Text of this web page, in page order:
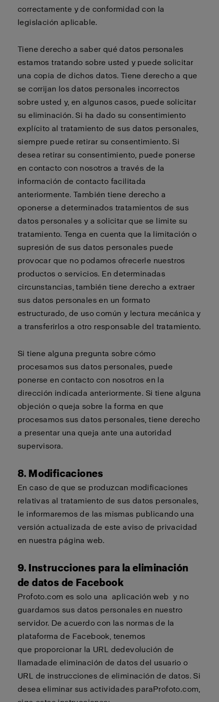
correctamente y de conformidad con la
legislación aplicable.
Tiene derecho a saber qué datos personales
estamos tratando sobre usted y puede solicitar
una copia de dichos datos. Tiene derecho a que
se corrijan los datos personales incorrectos
sobre usted y, en algunos casos, puede solicitar
su eliminación. Si ha dado su consentimiento
explícito al tratamiento de sus datos personales,
siempre puede retirar su consentimiento. Si
desea retirar su consentimiento, puede ponerse
en contacto con nosotros a través de la
información de contacto facilitada
anteriormente. También tiene derecho a
oponerse a determinados tratamientos de sus
datos personales y a solicitar que se limite su
tratamiento. Tenga en cuenta que la limitación o
supresión de sus datos personales puede
provocar que no podamos ofrecerle nuestros
productos o servicios. En determinadas
circunstancias, también tiene derecho a extraer
sus datos personales en un formato
estructurado, de uso común y lectura mecánica y
a transferirlos a otro responsable del tratamiento.
Si tiene alguna pregunta sobre cómo
procesamos sus datos personales, puede
ponerse en contacto con nosotros en la
dirección indicada anteriormente. Si tiene alguna
objeción o queja sobre la forma en que
procesamos sus datos personales, tiene derecho
a presentar una queja ante una autoridad
supervisora.
8. Modificaciones
En caso de que se produzcan modificaciones
relativas al tratamiento de sus datos personales,
le informaremos de las mismas publicando una
versión actualizada de este aviso de privacidad
en nuestra página web.
9. Instrucciones para la eliminación
de datos de Facebook
Profoto.com es solo unaaplicación web y no
guardamos sus datos personales en nuestro
servidor. De acuerdo con las normas de la
plataforma de Facebook, tenemos
que proporcionar la URL dedevolución de
llamadade eliminación de datos del usuario o
URL de instrucciones de eliminación de datos. Si
desea eliminar sus actividades paraProfoto.com,